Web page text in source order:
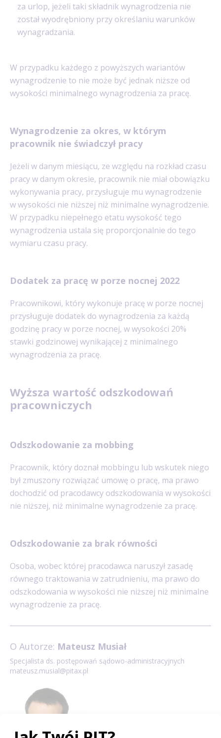
za urlop, jeżeli taki składnik wynagrodzenia nie
został wyodrębniony przy określaniu warunków
wynagradzania.
W przypadku każdego z powyższych wariantów
wynagrodzenie to nie może być jednak niższe od
wysokości minimalnego wynagrodzenia za pracę.
Wynagrodzenie za okres, w którym
pracownik nie świadczył pracy
Jeżeli w danym miesiącu, ze względu na rozkład czasu
pracy w danym okresie, pracownik nie miał obowiązku
wykonywania pracy, przysługuje mu wynagrodzenie
w wysokości nie niższej niż minimalne wynagrodzenie.
W przypadku niepełnego etatu wysokość tego
wynagrodzenia ustala się proporcjonalnie do tego
wymiaru czasu pracy.
Dodatek za pracę w porze nocnej 2022
Pracownikowi, który wykonuje pracę w porze nocnej
przysługuje dodatek do wynagrodzenia za każdą
godzinę pracy w porze nocnej, w wysokości 20%
stawki godzinowej wynikającej z minimalnego
wynagrodzenia za pracę.
Wyższa wartość odszkodowań
pracowniczych
Odszkodowanie za mobbing
Pracownik, który doznał mobbingu lub wskutek niego
był zmuszony rozwiązać umowę o pracę, ma prawo
dochodzić od pracodawcy odszkodowania w wysokości
nie niższej, niż minimalne wynagrodzenie za pracę.
Odszkodowanie za brak równości
Osoba, wobec której pracodawca naruszył zasadę
równego traktowania w zatrudnieniu, ma prawo do
odszkodowania w wysokości nie niższej niż minimalne
wynagrodzenie za pracę.
O Autorze: Mateusz Musiał
Specjalista ds. postępowań sądowo-administracyjnych
mateusz.musial@pitax.pl